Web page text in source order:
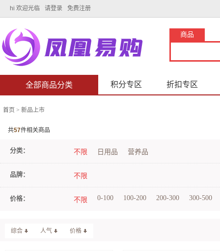
hi 欢迎光临 请登录 免费注册
商品
全部商品分类 积分专区 折扣专区
首页 > 新品上市
共57件相关商品
分类： 不限 日用品 营养品
品牌： 不限
价格： 不限 0-100 100-200 200-300 300-500
综合 人气 价格